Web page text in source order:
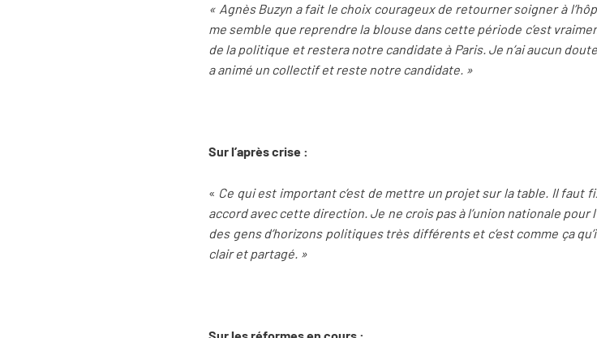
« Agnès Buzyn a fait le choix courageux de retourner soigner à
me semble que reprendre la blouse dans cette période c’est
de la politique et restera notre candidate à Paris. Je n’ai aucun
a animé un collectif et reste notre candidate. »
Sur l’après crise :
« Ce qui est important c’est de mettre un projet sur la table. Il
accord avec cette direction. Je ne crois pas à l’union nationale pour
des gens d’horizons politiques très différents et c’est comme ça
clair et partagé. »